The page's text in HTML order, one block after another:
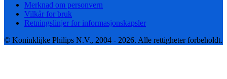
Merknad om personvern
Vilkår for bruk
Retningslinjer for informasjonskapsler
© Koninklijke Philips N.V., 2004 - 2026. Alle rettigheter forbeholdt.